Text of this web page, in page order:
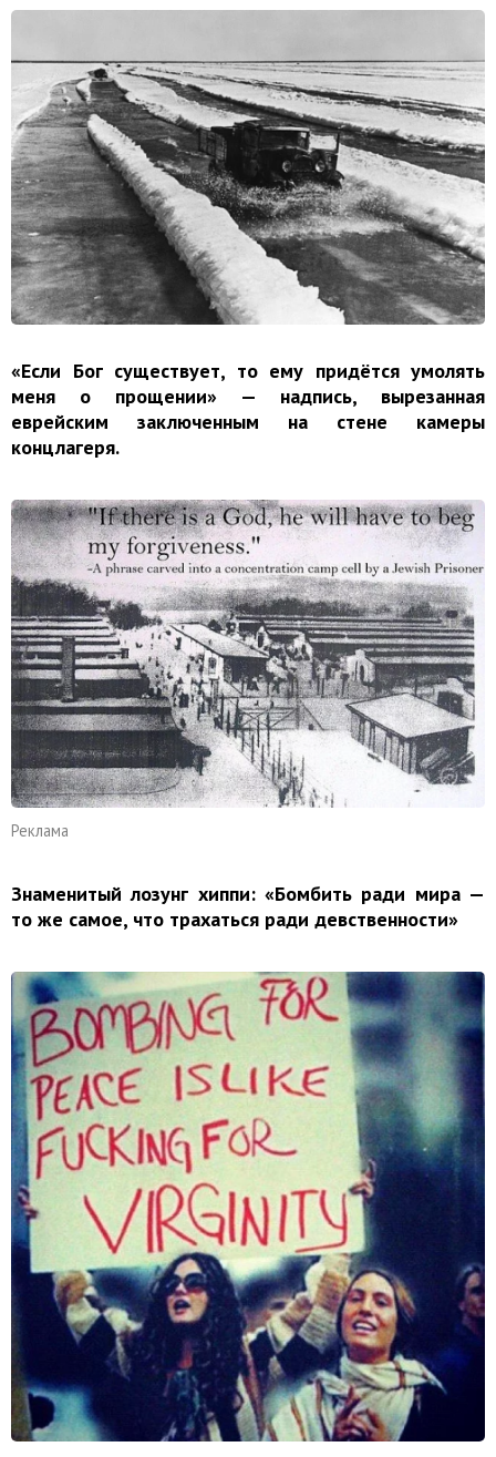
«Если Бог существует, то ему придётся умолять
меня о прощении» — надпись, вырезанная
еврейским заключенным на стене камеры
концлагеря.
Реклама
Знаменитый лозунг хиппи: «Бомбить ради мира —
то же самое, что трахаться ради девственности»